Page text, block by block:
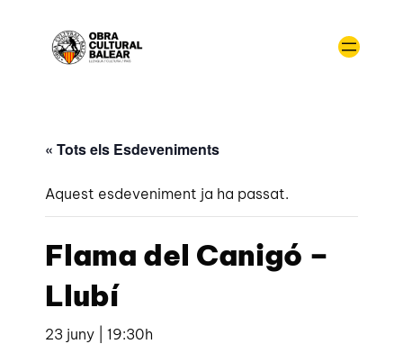
« Tots els Esdeveniments
Aquest esdeveniment ja ha passat.
Flama del Canigó –
Llubí
23 juny | 19:30h